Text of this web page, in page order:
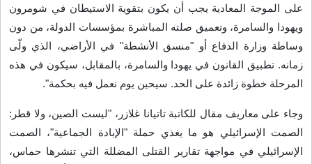
على الموجة المعادية يجب أن يكون بتقوية الاستيطان في شومرون
ويهودا والسامرة، وتعميق صلته المباشرة بمؤسسات الدولة، من دون
وساطة وزارة الدفاع أو "منسق الأنشطة" في الأراضي، الذي ولّى
زمانه. تطبيق القانون في يهودا والسامرة، بالمقابل، سيكون في هذه
المرحلة خطوة زائدة على الحد. سيحين يوم نعمل فيه بحكمة".
وجاء على معاريف مقال للكاتبة تاتيانا غلازر، "ليست الصين، ولا قطر:
الصمت الإسرائيلي هو ما يغذي حملة "الإبادة الجماعية"، الصمت
الإسرائيلي في مواجهة تقارير القتلى المضللة التي تنشرها حماس،